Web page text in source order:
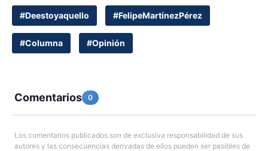
#Deestoyaquello #FelipeMartínezPérez
#Columna #Opinión
Comentarios 0
Los comentarios publicados son de exclusiva responsabilidad de sus
autores y las consecuencias derivadas de ellos pueden ser pasibles de